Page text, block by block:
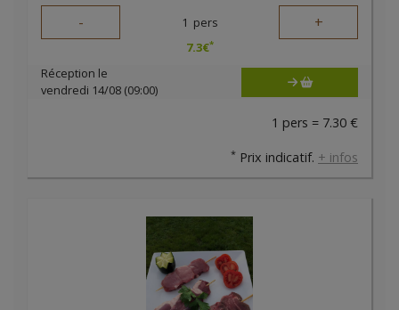
- 1 pers +
7.3€*
Réception le
vendredi 14/08 (09:00)
1 pers = 7.30 €
* Prix indicatif. + infos